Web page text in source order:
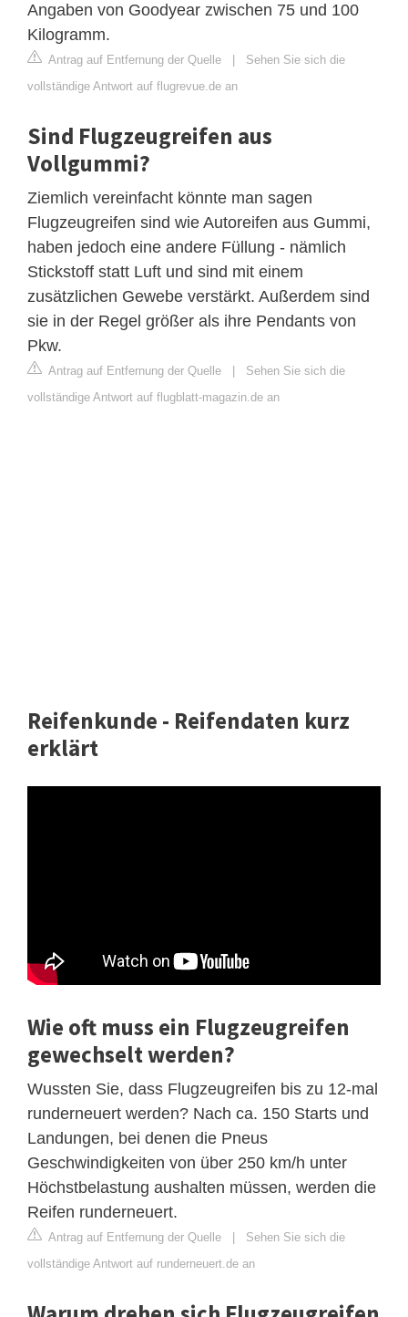
Angaben von Goodyear zwischen 75 und 100
Kilogramm.
Antrag auf Entfernung der Quelle
Sehen Sie sich die
vollständige Antwort auf flugrevue.de an
Sind Flugzeugreifen aus
Vollgummi?
Ziemlich vereinfacht könnte man sagen
Flugzeugreifen sind wie Autoreifen aus Gummi,
haben jedoch eine andere Füllung - nämlich
Stickstoff statt Luft und sind mit einem
zusätzlichen Gewebe verstärkt. Außerdem sind
sie in der Regel größer als ihre Pendants von
Pkw.
Antrag auf Entfernung der Quelle
Sehen Sie sich die
vollständige Antwort auf flugblatt-magazin.de an
Reifenkunde - Reifendaten kurz
erklärt
Wie oft muss ein Flugzeugreifen
gewechselt werden?
Wussten Sie, dass Flugzeugreifen bis zu 12-mal
runderneuert werden? Nach ca. 150 Starts und
Landungen, bei denen die Pneus
Geschwindigkeiten von über 250 km/h unter
Höchstbelastung aushalten müssen, werden die
Reifen runderneuert.
Antrag auf Entfernung der Quelle | Sehen Sie sich die
vollständige Antwort auf runderneuert.de an